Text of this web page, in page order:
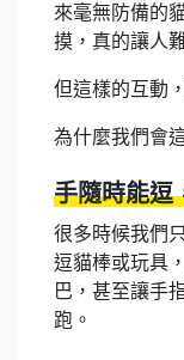
來毫無防備的
摸，真的讓人
但這樣的互動
為什麼我們會
手隨時能逗
很多時候我們
逗貓棒或玩具
巴，甚至讓手
跑。